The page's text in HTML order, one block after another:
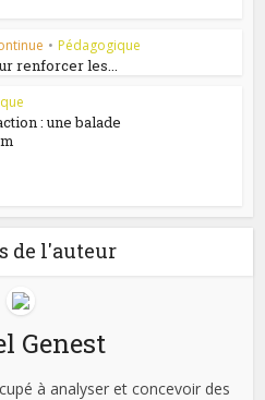
• Pédagogique
renforcer les...
: une balade
de l'auteur
Genest
à analyser et concevoir des